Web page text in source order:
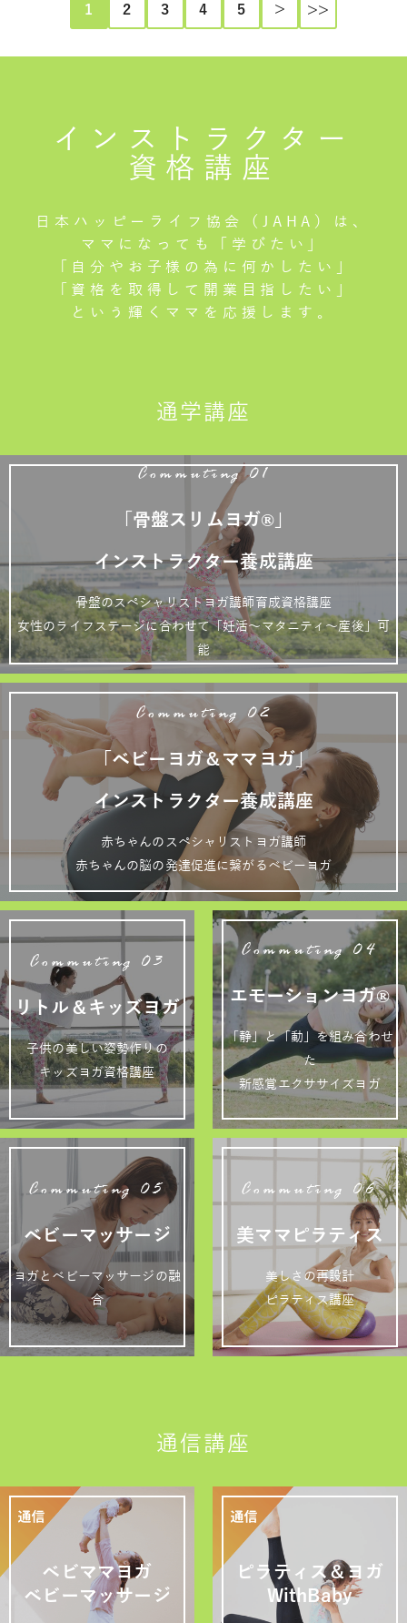
1 2 3 4 5 ＞ >>
インストラクター
資格講座
日本ハッピーライフ協会（JAHA）は、
ママになっても「学びたい」
「自分やお子様の為に何かしたい」
「資格を取得して開業目指したい」
という輝くママを応援します。
通学講座
Commuting 01
「骨盤スリムヨガ®」
インストラクター養成講座
骨盤のスペシャリストヨガ講師育成資格講座
女性のライフステージに合わせて「妊活～マタニティ～産後」可
能
Commuting 02
「ベビーヨガ＆ママヨガ」
インストラクター養成講座
赤ちゃんのスペシャリストヨガ講師
赤ちゃんの脳の発達促進に繋がるベビーヨガ
Commuting 03
リトル＆キッズヨガ
子供の美しい姿勢作りの
キッズヨガ資格講座
Commuting 04
エモーションヨガ®
「静」と「動」を組み合わせ
た
新感覚エクササイズヨガ
Commuting 05
ベビーマッサージ
ヨガとベビーマッサージの融
合
Commuting 06
美ママピラティス
美しさの再設計
ピラティス講座
通信講座
ベビママヨガ
ベビーマッサージ
ピラティス＆ヨガ
WithBaby